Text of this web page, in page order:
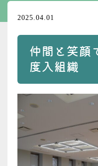
2025.04.01
仲間と笑
度入組織